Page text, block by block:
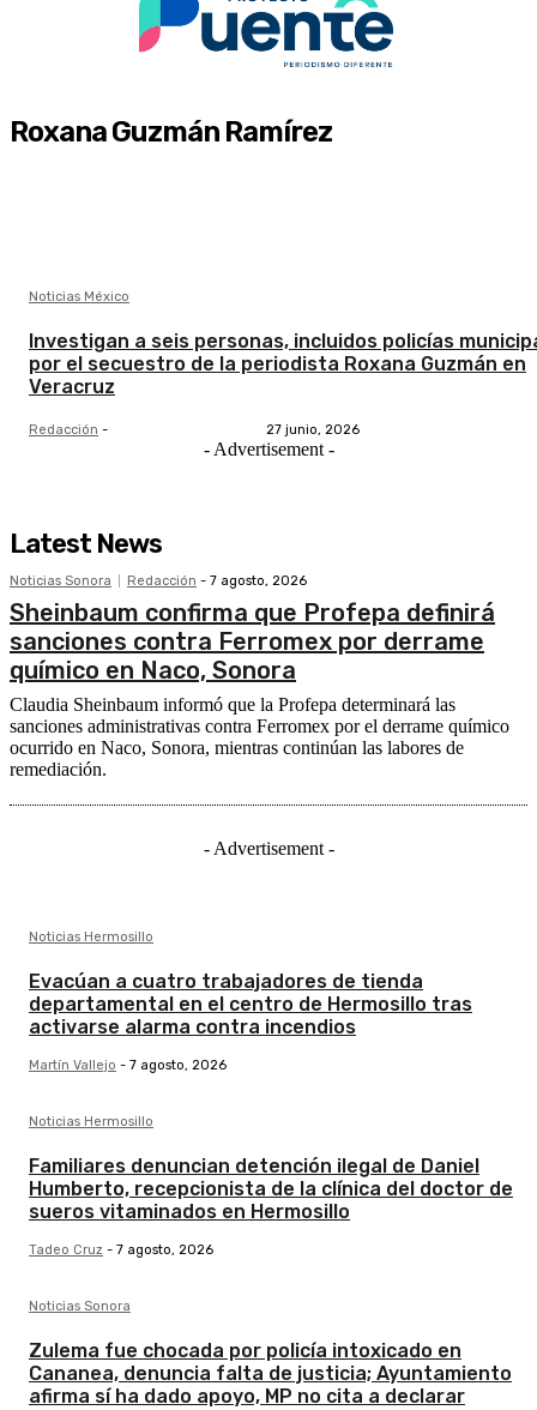
Roxana Guzmán Ramírez
Noticias México
Investigan a seis personas, incluidos policías
por el secuestro de la periodista Roxana Guzmán en
Veracruz
Redacción - 27 junio, 2026
- Advertisement -
Latest News
Noticias Sonora Redacción - 7 agosto, 2026
Sheinbaum confirma que Profepa definirá
sanciones contra Ferromex por derrame
químico en Naco, Sonora
Claudia Sheinbaum informó que la Profepa determinará las
sanciones administrativas contra Ferromex por el derrame químico
ocurrido en Naco, Sonora, mientras continúan las labores de
remediación.
- Advertisement -
Noticias Hermosillo
Evacúan a cuatro trabajadores de tienda
departamental en el centro de Hermosillo tras
activarse alarma contra incendios
Martín Vallejo - 7 agosto, 2026
Noticias Hermosillo
Familiares denuncian detención ilegal de Daniel
Humberto, recepcionista de la clínica del doctor de
sueros vitaminados en Hermosillo
Tadeo Cruz - 7 agosto, 2026
Noticias Sonora
Zulema fue chocada por policía intoxicado en
Cananea, denuncia falta de justicia; Ayuntamiento
afirma sí ha dado apoyo, MP no cita a declarar